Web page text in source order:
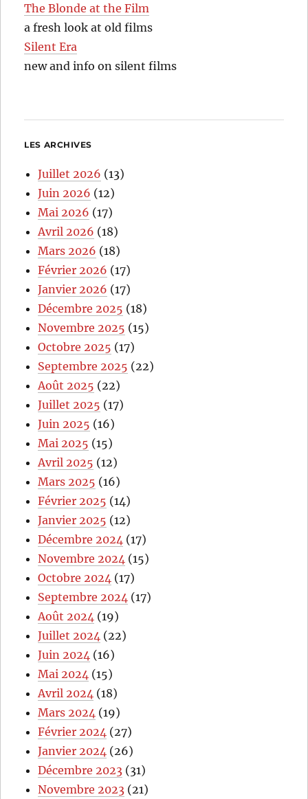
The Blonde at the Film
a fresh look at old films
Silent Era
new and info on silent films
LES ARCHIVES
Juillet 2026 (13)
Juin 2026 (12)
Mai 2026 (17)
Avril 2026 (18)
Mars 2026 (18)
Février 2026 (17)
Janvier 2026 (17)
Décembre 2025 (18)
Novembre 2025 (15)
Octobre 2025 (17)
Septembre 2025 (22)
Août 2025 (22)
Juillet 2025 (17)
Juin 2025 (16)
Mai 2025 (15)
Avril 2025 (12)
Mars 2025 (16)
Février 2025 (14)
Janvier 2025 (12)
Décembre 2024 (17)
Novembre 2024 (15)
Octobre 2024 (17)
Septembre 2024 (17)
Août 2024 (19)
Juillet 2024 (22)
Juin 2024 (16)
Mai 2024 (15)
Avril 2024 (18)
Mars 2024 (19)
Février 2024 (27)
Janvier 2024 (26)
Décembre 2023 (31)
Novembre 2023 (21)